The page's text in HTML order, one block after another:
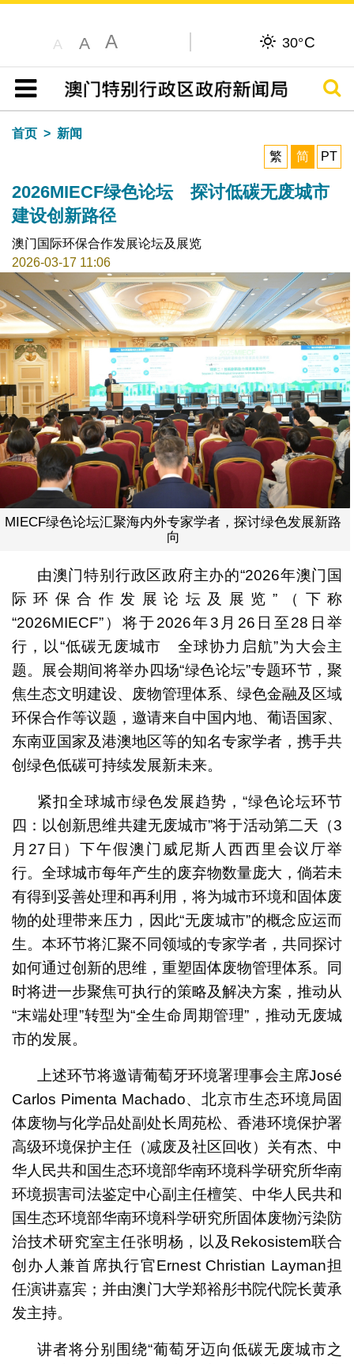
A A A 30°C
目录
搜寻
首页
新闻
繁
简 PT
2026MIECF绿色论坛 探讨低碳无废城市
建设创新路径
澳门国际环保合作发展论坛及展览
2026-03-17 11:06
MIECF绿色论坛汇聚海内外专家学者，探讨绿色发展新路
向
由澳门特别行政区政府主办的“2026年澳门国
际环保合作发展论坛及展览”（下称
“2026MIECF”）将于2026年3月26日至28日举
行，以“低碳无废城市 全球协力启航”为大会主
题。展会期间将举办四场“绿色论坛”专题环节，聚
焦生态文明建设、废物管理体系、绿色金融及区域
环保合作等议题，邀请来自中国内地、葡语国家、
东南亚国家及港澳地区等的知名专家学者，携手共
创绿色低碳可持续发展新未来。
紧扣全球城市绿色发展趋势，“绿色论坛环节
四：以创新思维共建无废城市”将于活动第二天（3
月27日）下午假澳门威尼斯人西西里会议厅举
行。全球城市每年产生的废弃物数量庞大，倘若未
有得到妥善处理和再利用，将为城市环境和固体废
物的处理带来压力，因此“无废城市”的概念应运而
生。本环节将汇聚不同领域的专家学者，共同探讨
如何通过创新的思维，重塑固体废物管理体系。同
时将进一步聚焦可执行的策略及解决方案，推动从
“末端处理”转型为“全生命周期管理”，推动无废城
市的发展。
上述环节将邀请葡萄牙环境署理事会主席José
Carlos Pimenta Machado、北京市生态环境局固
体废物与化学品处副处长周苑松、香港环境保护署
高级环境保护主任（减废及社区回收）关有杰、中
华人民共和国生态环境部华南环境科学研究所华南
环境损害司法鉴定中心副主任檀笑、中华人民共和
国生态环境部华南环境科学研究所固体废物污染防
治技术研究室主任张明杨，以及Rekosistem联合
创办人兼首席执行官Ernest Christian Layman担
任演讲嘉宾；并由澳门大学郑裕彤书院代院长黄承
发主持。
讲者将分别围绕“葡萄牙迈向低碳无废城市之